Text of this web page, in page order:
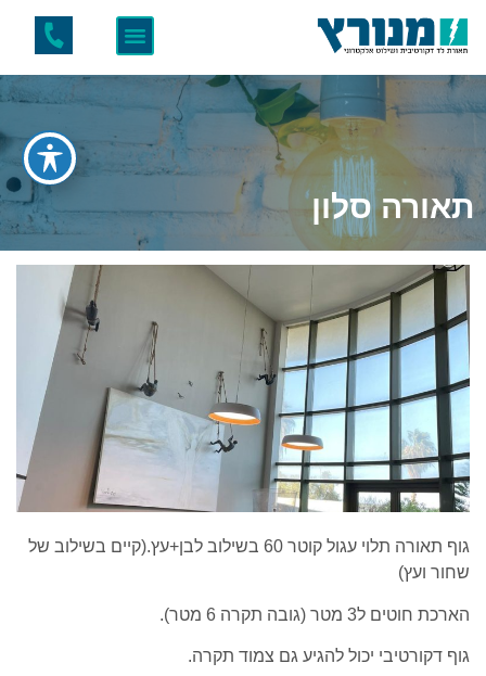
תאורה סלון
גוף תאורה תלוי עגול קוטר 60 בשילוב לבן+עץ.(קיים בשילוב של
שחור ועץ)
הארכת חוטים ל3 מטר (גובה תקרה 6 מטר).
גוף דקורטיבי יכול להגיע גם צמוד תקרה.